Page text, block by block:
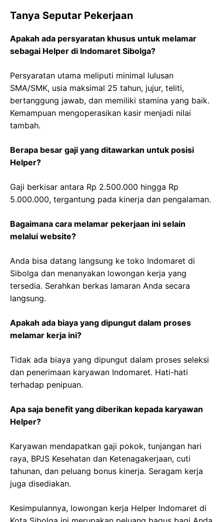
Tanya Seputar Pekerjaan
Apakah ada persyaratan khusus untuk melamar
sebagai Helper di Indomaret Sibolga?
Persyaratan utama meliputi minimal lulusan
SMA/SMK, usia maksimal 25 tahun, jujur, teliti,
bertanggung jawab, dan memiliki stamina yang baik.
Kemampuan mengoperasikan kasir menjadi nilai
tambah.
Berapa besar gaji yang ditawarkan untuk posisi
Helper?
Gaji berkisar antara Rp 2.500.000 hingga Rp
5.000.000, tergantung pada kinerja dan pengalaman.
Bagaimana cara melamar pekerjaan ini selain
melalui website?
Anda bisa datang langsung ke toko Indomaret di
Sibolga dan menanyakan lowongan kerja yang
tersedia. Serahkan berkas lamaran Anda secara
langsung.
Apakah ada biaya yang dipungut dalam proses
melamar kerja ini?
Tidak ada biaya yang dipungut dalam proses seleksi
dan penerimaan karyawan Indomaret. Hati-hati
terhadap penipuan.
Apa saja benefit yang diberikan kepada karyawan
Helper?
Karyawan mendapatkan gaji pokok, tunjangan hari
raya, BPJS Kesehatan dan Ketenagakerjaan, cuti
tahunan, dan peluang bonus kinerja. Seragam kerja
juga disediakan.
Kesimpulannya, lowongan kerja Helper Indomaret di